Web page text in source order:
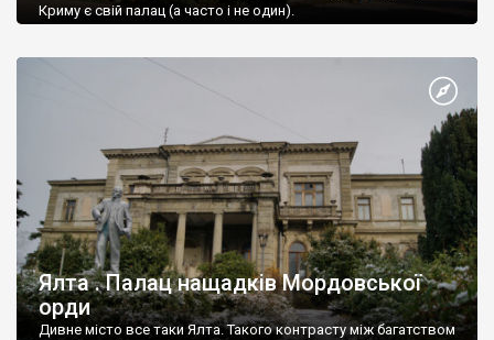
Криму є свій палац (а часто і не один).
Ялта . Палац нащадків Мордовської
орди
Дивне місто все таки Ялта. Такого контрасту між багатством